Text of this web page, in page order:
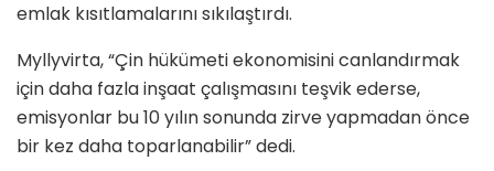
emlak kısıtlamalarını sıkılaştırdı.
Myllyvirta, “Çin hükümeti ekonomisini canlandırmak
için daha fazla inşaat çalışmasını teşvik ederse,
emisyonlar bu 10 yılın sonunda zirve yapmadan önce
bir kez daha toparlanabilir” dedi.